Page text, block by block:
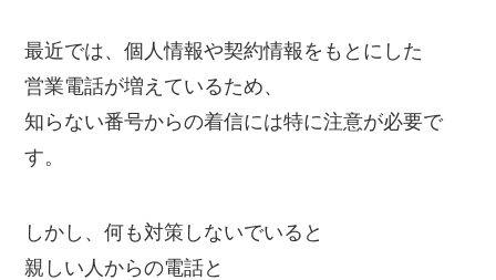
最近では、個人情報や契約情報をもとにした
営業電話が増えているため、
知らない番号からの着信には特に注意が必要で
す。
しかし、何も対策しないでいると
親しい人からの電話と